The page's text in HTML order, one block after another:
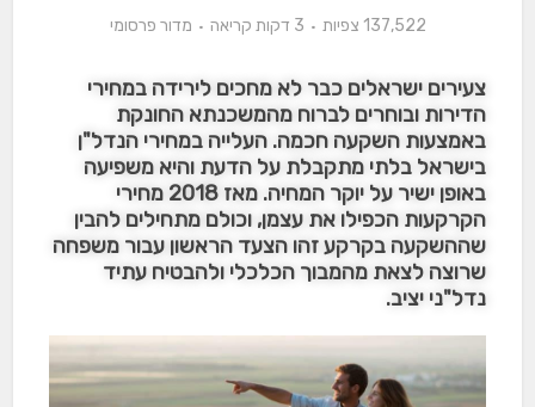
137,522 צפיות 3 דקות קריאה מדור פרסומי
צעירים ישראלים כבר לא מחכים לירידה במחירי
הדירות ובוחרים לברוח מהמשכנתא החונקת
באמצעות השקעה חכמה. העלייה במחירי הנדל"ן
בישראל בלתי מתקבלת על הדעת והיא משפיעה
באופן ישיר על יוקר המחיה. מאז 2018 מחירי
הקרקעות הכפילו את עצמן, וכולם מתחילים להבין
שההשקעה בקרקע זהו הצעד הראשון עבור משפחה
שרוצה לצאת מהמבוך הכלכלי ולהבטיח עתיד
נדל"ני יציב.